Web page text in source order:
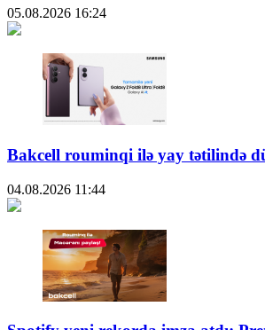
05.08.2026 16:24
Bakcell rouminqi ilə yay tətilində
04.08.2026 11:44